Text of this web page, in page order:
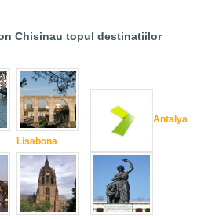
Chisinau topul destinatiilor
Lisabona
Antalya